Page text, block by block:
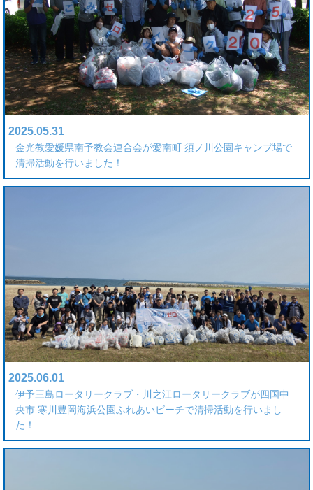
2025.05.31
金光教愛媛県南予教会連合会が愛南町 須ノ川公園キャンプ場で
清掃活動を行いました！
2025.06.01
伊予三島ロータリークラブ・川之江ロータリークラブが四国中
央市 寒川豊岡海浜公園ふれあいビーチで清掃活動を行いまし
た！